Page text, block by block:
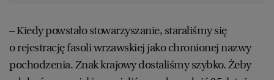
– Kiedy powstało stowarzyszanie, staraliśmy się
o rejestrację fasoli wrzawskiej jako chronionej nazwy
pochodzenia. Znak krajowy dostaliśmy szybko. Żeby